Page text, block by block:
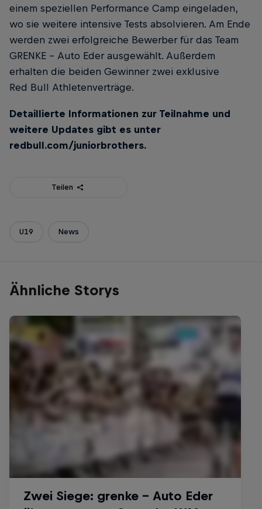
einem speziellen Performance Camp eingeladen,
wo sie weitere intensive Tests absolvieren. Am Ende
werden zwei erfolgreiche Bewerber für das Team
GRENKE - Auto Eder ausgewählt. Außerdem
erhalten die beiden Gewinner zwei exklusive
Red Bull Athletenverträge.
Detaillierte Informationen zur Teilnahme und
weitere Updates gibt es unter
redbull.com/juniorbrothers.
Teilen
U19 News
Ähnliche Storys